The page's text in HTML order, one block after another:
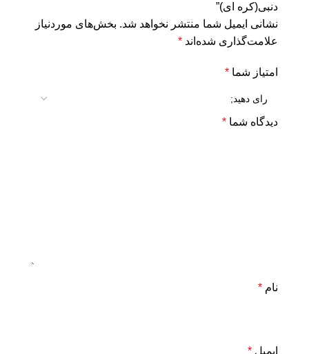
دنبی(کره ای)”
نشانی ایمیل شما منتشر نخواهد شد. بخش‌های موردنیاز
علامت‌گذاری شده‌اند *
امتیاز شما *
دیدگاه شما *
نام *
ایمیل *